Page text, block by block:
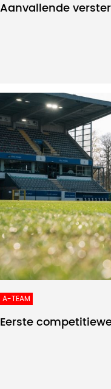
Aanvallende
A-TEAM
Eerste